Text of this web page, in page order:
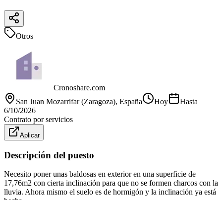
Otros
Cronoshare.com
San Juan Mozarrifar (Zaragoza), España Hoy
Hasta
6/10/2026
Contrato por servicios
Aplicar
Descripción del puesto
Necesito poner unas baldosas en exterior en una superficie de
17,76m2 con cierta inclinación para que no se formen charcos con la
lluvia. Ahora mismo el suelo es de hormigón y la inclinación ya está